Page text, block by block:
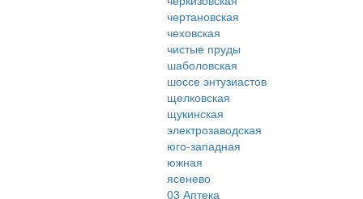
чертановская
чеховская
чистые пруды
шаболовская
шоссе энтузиастов
щелковская
щукинская
электрозаводская
юго-западная
южная
ясенево
03 Аптека